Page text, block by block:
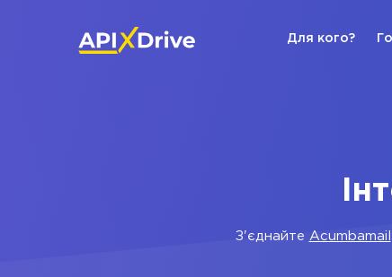
Для кого?
З'єднайте Acumbamail